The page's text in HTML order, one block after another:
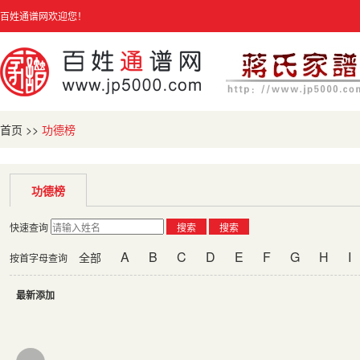
百姓通谱网欢迎您！
首页 >> 功德榜
功德榜
快速查询 搜索 搜索
按首字母查询 全部 A B C D E F G H I
最新添加